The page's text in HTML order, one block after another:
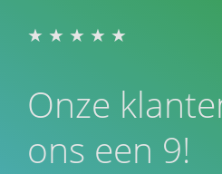
Onze
ons een 9!